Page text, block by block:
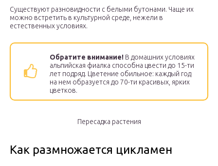
Существуют разновидности с белыми бутонами. Чаще их
можно встретить в культурной среде, нежели в
естественных условиях.
Обратите внимание! В домашних условиях
альпийская фиалка способна цвести до 15-ти
лет подряд. Цветение обильное: каждый год
на нем образуется до 70-ти красивых, ярких
цветков.
Пересадка растения
Как размножается цикламен